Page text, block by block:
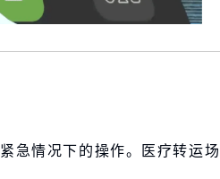
急情况下的操作。医疗转运场